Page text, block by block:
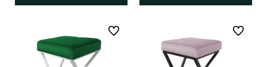
Do ulubionych Do